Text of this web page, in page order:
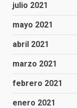
julio 2021
mayo 2021
abril 2021
marzo 2021
febrero 2021
enero 2021